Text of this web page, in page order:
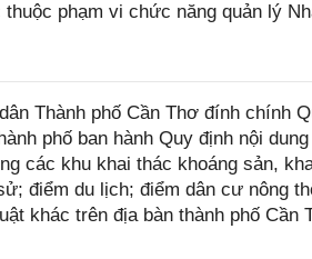
phạm vi chức năng quản lý
Thành phố Cần Thơ đính chính
phố ban hành Quy định nội
các khu khai thác khoáng sản,
điểm du lịch; điểm dân cư nông
khác trên địa bàn thành phố Cần